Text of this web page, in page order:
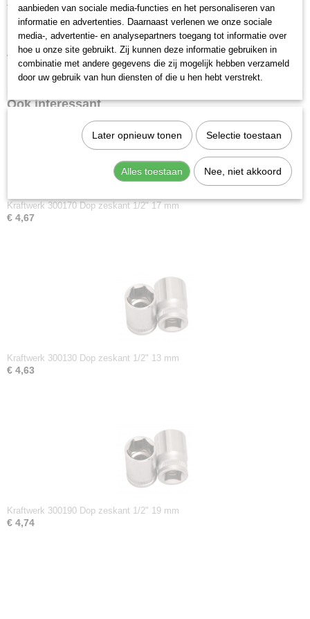
Totale lengte: 38 mm
Maat: 12 mm
Aandrijfgrootte: 1/2 inch
DIN ISO: DIN 3124 / ISO 2725-1
Ook interessant
Kraftwerk 300170 Dop zeskant 1/2" 17 mm
€ 4,67
Kraftwerk 300130 Dop zeskant 1/2" 13 mm
€ 4,63
Kraftwerk 300190 Dop zeskant 1/2" 19 mm
€ 4,74
aanbieden van sociale media-functies en het personaliseren van
informatie en advertenties. Daarnaast verlenen we onze sociale
media-, advertentie- en analysepartners toegang tot informatie over
hoe u onze site gebruikt. Zij kunnen deze informatie gebruiken in
combinatie met andere gegevens die zij mogelijk hebben verzameld
door uw gebruik van hun diensten of die u hen hebt verstrekt.
Later opnieuw tonen Selectie toestaan
Alles toestaan Nee, niet akkoord